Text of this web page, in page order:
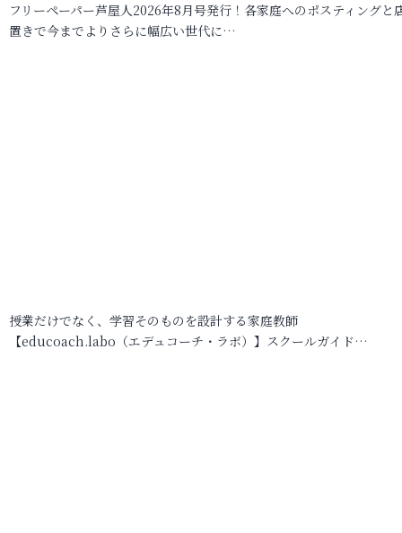
フリーペーパー芦屋人2026年8月号発行！各家庭へのポスティングと
置きで今までよりさらに幅広い世代に…
授業だけでなく、学習そのものを設計する家庭教師
【educoach.labo（エデュコーチ・ラボ）】スクールガイド…